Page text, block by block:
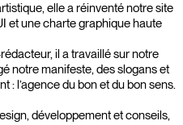
elle a réinventé notre site
et une charte graphique haute
il a travaillé sur notre
notre manifeste, des slogans et
: l’agence du bon et du bon sens.
développement et conseils,